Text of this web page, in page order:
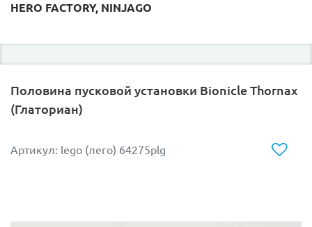
HERO FACTORY, NINJAGO
Половина пусковой установки Bionicle Thornax
(Глаториан)
Артикул: lego (лего) 64275plg